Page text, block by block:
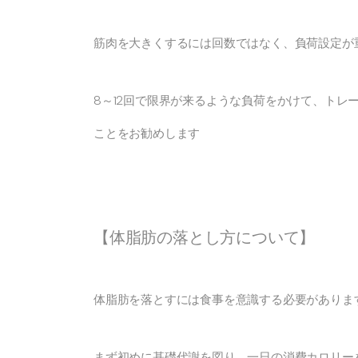
筋肉を大きくするには回数ではなく、負荷設定が
8～12回で限界が来るような負荷をかけて、トレ
ことをお勧めします
【体脂肪の落とし方について】
体脂肪を落とすには食事を意識する必要がありま